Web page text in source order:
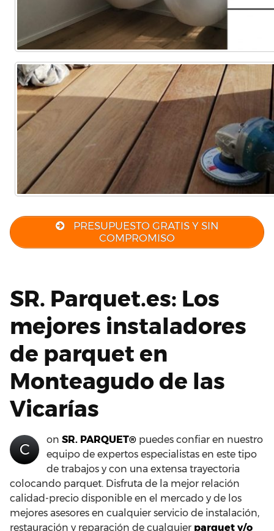
PRESUPUESTO GRATIS Y SIN
COMPROMISO
SR. Parquet.es: Los
mejores instaladores
de parquet en
Monteagudo de las
Vicarías
C
on SR. PARQUET® puedes confiar en nuestro
equipo de expertos especialistas en este tipo
de trabajos y con una extensa trayectoria
colocando parquet. Disfruta de la mejor relación
calidad-precio disponible en el mercado y de los
mejores asesores en cualquier servicio de instalación,
restauración y reparación de cualquier parquet y/o